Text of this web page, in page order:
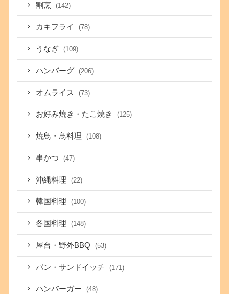
割烹 (142)
カキフライ (78)
うなぎ (109)
ハンバーグ (206)
オムライス (73)
お好み焼き・たこ焼き (125)
焼鳥・鳥料理 (108)
串かつ (47)
沖縄料理 (22)
韓国料理 (100)
各国料理 (148)
屋台・野外BBQ (53)
パン・サンドイッチ (171)
ハンバーガー (48)